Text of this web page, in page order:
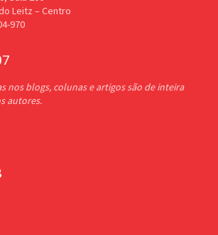
Leitz – Centro
970
nos blogs, colunas e artigos são de inteira
autores.